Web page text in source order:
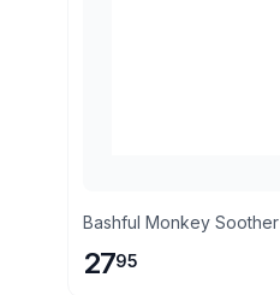
Bashful Monkey Soother
2795